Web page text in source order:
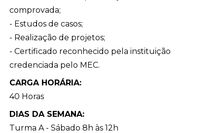
comprovada;
- Estudos de casos;
- Realização de projetos;
- Certificado reconhecido pela instituição
credenciada pelo MEC.
CARGA HORÁRIA:
40 Horas
DIAS DA SEMANA:
Turma A - Sábado 8h às 12h